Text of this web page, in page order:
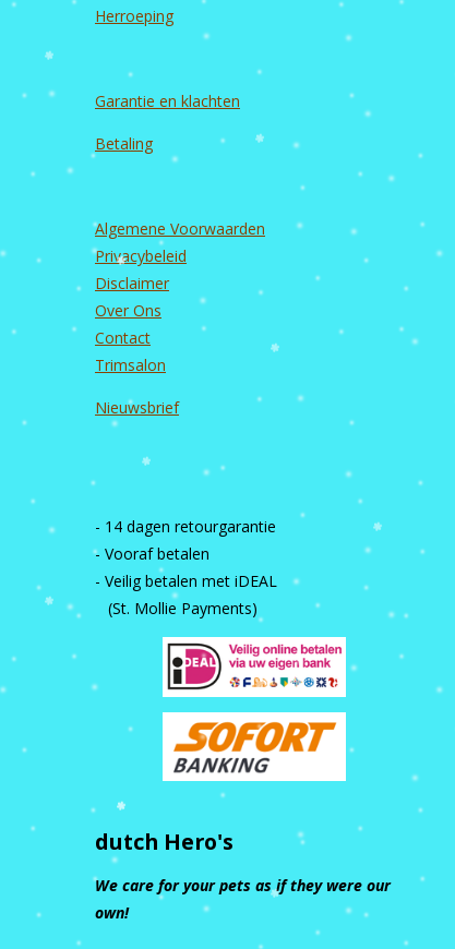
Herroeping
Garantie en klachten
Betaling
Algemene Voorwaarden
Privacybeleid
Disclaimer
Over Ons
Contact
Trimsalon
Nieuwsbrief
- 14 dagen retourgarantie
- Vooraf betalen
- Veilig betalen met iDEAL
(St. Mollie Payments)
dutch Hero's
We care for your pets as if they were our
own!